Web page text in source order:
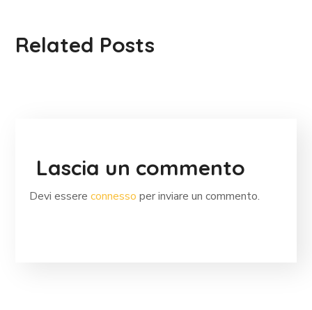
Related Posts
Lascia un commento
Devi essereconnesso per inviare un commento.